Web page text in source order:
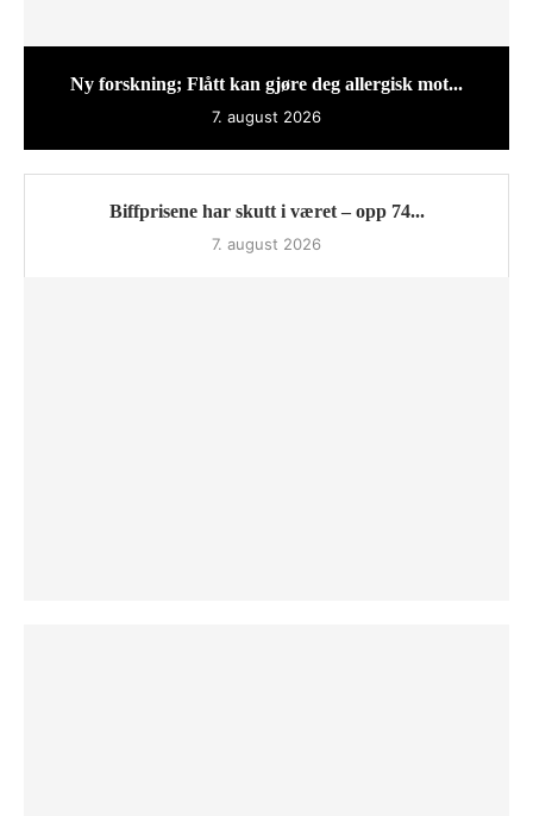
Ny forskning; Flått kan gjøre deg allergisk mot...
7. august 2026
Biffprisene har skutt i været – opp 74...
7. august 2026